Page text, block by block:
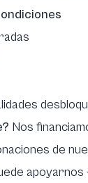
Nos
de
apoyarnos